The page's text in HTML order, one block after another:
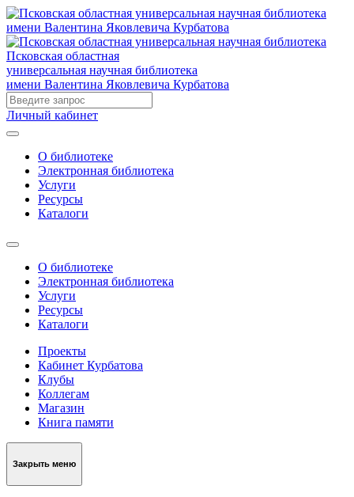
Псковская областная
универсальная научная библиотека
имени Валентина Яковлевича Курбатова
Личный кабинет
О библиотеке
Электронная библиотека
Услуги
Ресурсы
Каталоги
О библиотеке
Электронная библиотека
Услуги
Ресурсы
Каталоги
Проекты
Кабинет Курбатова
Клубы
Коллегам
Магазин
Книга памяти
Закрыть меню